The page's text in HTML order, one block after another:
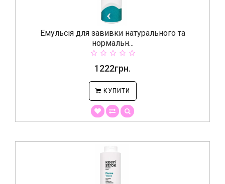
Емульсія для завивки натурального та
нормальн...
1222грн.
КУПИТИ